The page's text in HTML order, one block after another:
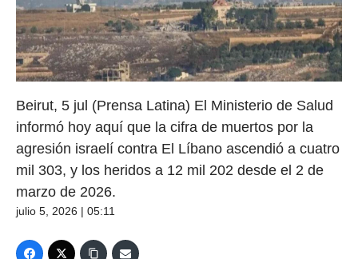
Beirut, 5 jul (Prensa Latina) El Ministerio de Salud
informó hoy aquí que la cifra de muertos por la
agresión israelí contra El Líbano ascendió a cuatro
mil 303, y los heridos a 12 mil 202 desde el 2 de
marzo de 2026.
julio 5, 2026 | 05:11